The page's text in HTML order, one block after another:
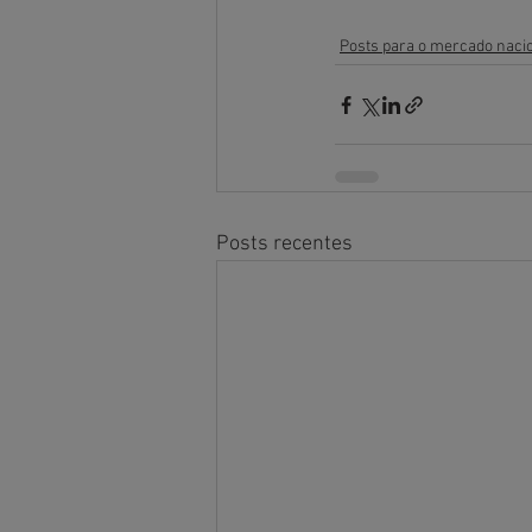
Posts para o mercado
Posts recentes